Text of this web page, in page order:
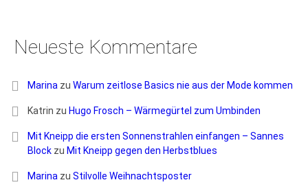
Neueste Kommentare
Marina zu Warum zeitlose Basics nie aus der Mode kommen
Katrin zu Hugo Frosch – Wärmegürtel zum Umbinden
Mit Kneipp die ersten Sonnenstrahlen einfangen – Sannes
Block zu Mit Kneipp gegen den Herbstblues
Marina zu Stilvolle Weihnachtsposter